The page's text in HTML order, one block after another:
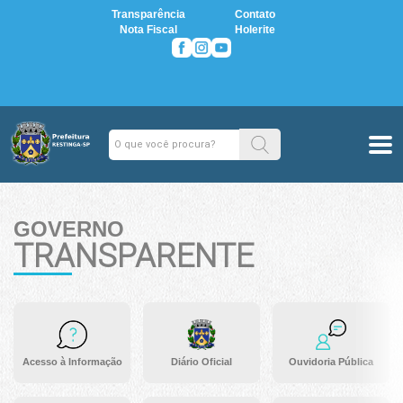
Transparência
Contato
Nota Fiscal
Holerite
GOVERNO
TRANSPARENTE
Acesso à Informação Diário Oficial Ouvidoria Pública